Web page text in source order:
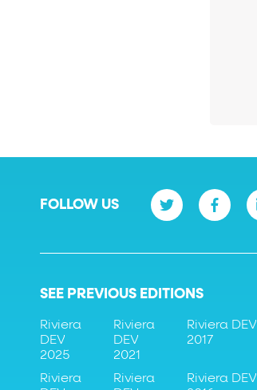
SEE PREVIOUS EDITIONS
Riviera
DEV
2025
Riviera
Riviera
DEV
2021
Riviera
Riviera DEV
2017
Riviera DEV
FOLLOW US